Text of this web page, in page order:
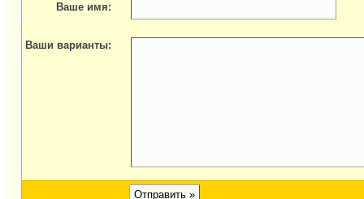
Ваше имя:
Ваши варианты: